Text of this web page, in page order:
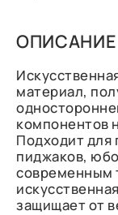
ОПИСАНИЕ
материал,
компонентов
Подходит для
пиджаков,
современным
защищает от